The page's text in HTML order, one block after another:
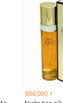
800,000 ₫